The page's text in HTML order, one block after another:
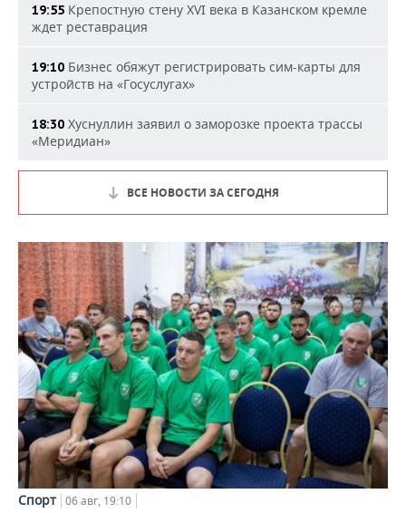
19:55 Крепостную стену XVI века в Казанском кремле
ждет реставрация
19:10 Бизнес обяжут регистрировать сим-карты для
устройств на «Госуслугах»
18:30 Хуснуллин заявил о заморозке проекта трассы
«Меридиан»
ВСЕ НОВОСТИ ЗА СЕГОДНЯ
Спорт 06 авг, 19:10